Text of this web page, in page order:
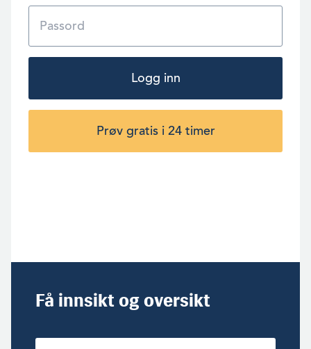
Logg inn
Prøv gratis i 24 timer
Få innsikt og oversikt